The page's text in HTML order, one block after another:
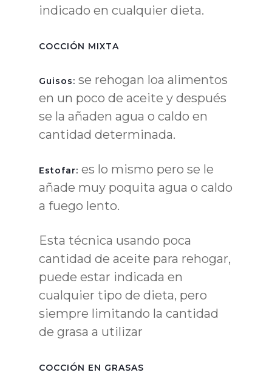
indicado en cualquier dieta.
COCCIÓN MIXTA
Guisos: se rehogan loa alimentos
en un poco de aceite y después
se la añaden agua o caldo en
cantidad determinada.
Estofar: es lo mismo pero se le
añade muy poquita agua o caldo
a fuego lento.
Esta técnica usando poca
cantidad de aceite para rehogar,
puede estar indicada en
cualquier tipo de dieta, pero
siempre limitando la cantidad
de grasa a utilizar
COCCIÓN EN GRASAS